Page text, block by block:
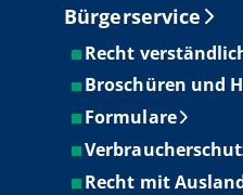
Bürgerservice
Recht
Broschüren und
Formulare
Recht mit